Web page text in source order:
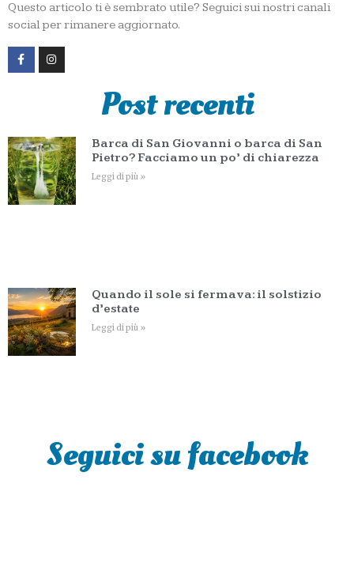
Questo articolo ti è sembrato utile? Seguici sui nostri canali
social per rimanere aggiornato.
Post recenti
Barca di San Giovanni o barca di San
Pietro? Facciamo un po’ di chiarezza
Leggi di più »
Quando il sole si fermava: il solstizio
d’estate
Leggi di più »
Seguici su facebook